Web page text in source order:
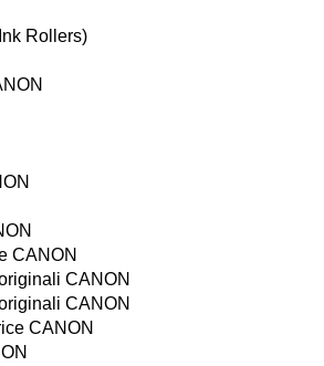
Rollers)
CANON
CANON
CANON
CANON